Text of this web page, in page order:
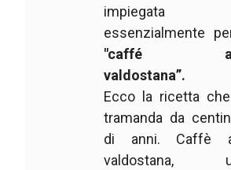
impiegata
essenzialmente
"caffé
valdostana”.
Ecco la ricetta
tramanda da
di anni. Caffè
valdostana,